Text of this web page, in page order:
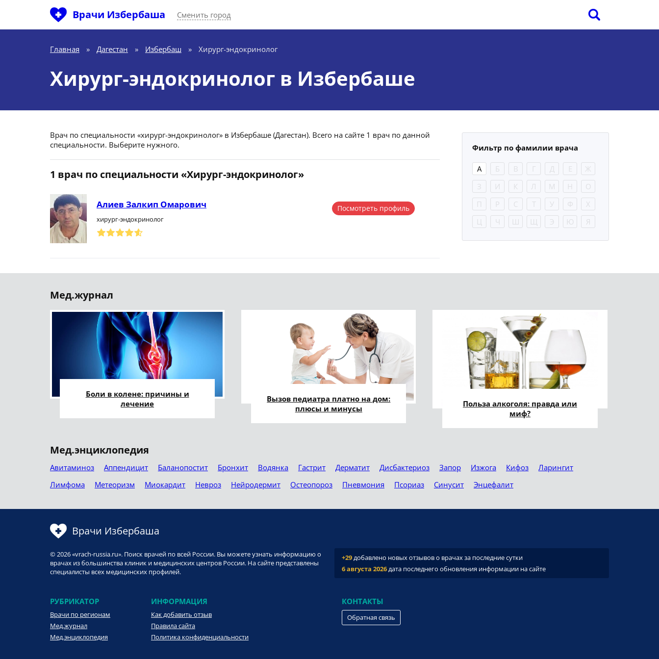
Врачи Избербаша Сменить город
Главная » Дагестан » Избербаш » Хирург-эндокринолог
Хирург-эндокринолог в Избербаше
Врач по специальности «хирург-эндокринолог» в Избербаше (Дагестан). Всего на сайте 1 врач по данной
специальности. Выберите нужного.
1 врач по специальности «Хирург-эндокринолог»
Алиев Залкип Омарович
хирург-эндокринолог
Посмотреть профиль
Фильтр по фамилии врача
А Б В Г Д Е
Ж
З
И К Л М Н
О
П
Р С Т У Ф
Х
Ц
Ч Ш Щ Э Ю Я
Мед.журнал
Боли в колене: причины и
лечение
Вызов педиатра платно на дом:
плюсы и минусы
Польза алкоголя: правда или
миф?
Мед.энциклопедия
Авитаминоз Аппендицит Баланопостит Бронхит Водянка Гастрит Дерматит Дисбактериоз Запор Изжога Кифоз
Ларингит
Лимфома
Метеоризм Миокардит Невроз Нейродермит Остеопороз Пневмония Псориаз Синусит Энцефалит
Врачи Избербаша
© 2026 «vrach-russia.ru». Поиск врачей по всей России. Вы можете узнать информацию о
врачах из большинства клиник и медицинских центров России. На сайте представлены
специалисты всех медицинских профилей.
+29добавлено новых отзывов о врачах за последние сутки
6 августа 2026дата последнего обновления информации на сайте
РУБРИКАТОР
Врачи по регионам
Мед.журнал
Мед.энциклопедия
ИНФОРМАЦИЯ
Как добавить отзыв
Правила сайта
Политика конфиденциальности
КОНТАКТЫ
Обратная связь